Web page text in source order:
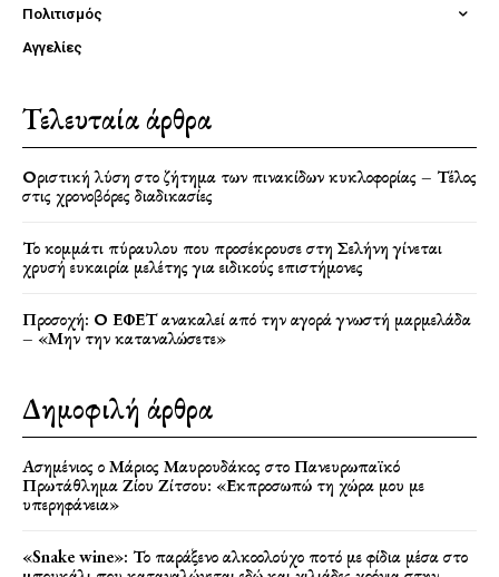
Πολιτισμός
Αγγελίες
Τελευταία άρθρα
Οριστική λύση στο ζήτημα των πινακίδων κυκλοφορίας – Τέλος
στις χρονοβόρες διαδικασίες
Το κομμάτι πύραυλου που προσέκρουσε στη Σελήνη γίνεται
χρυσή ευκαιρία μελέτης για ειδικούς επιστήμονες
Προσοχή: Ο ΕΦΕΤ ανακαλεί από την αγορά γνωστή μαρμελάδα
– «Μην την καταναλώσετε»
Δημοφιλή άρθρα
Ασημένιος ο Μάριος Μαυρουδάκος στο Πανευρωπαϊκό
Πρωτάθλημα Ζίου Ζίτσου: «Εκπροσωπώ τη χώρα μου με
υπερηφάνεια»
«Snake wine»: Το παράξενο αλκοολούχο ποτό με φίδια μέσα στο